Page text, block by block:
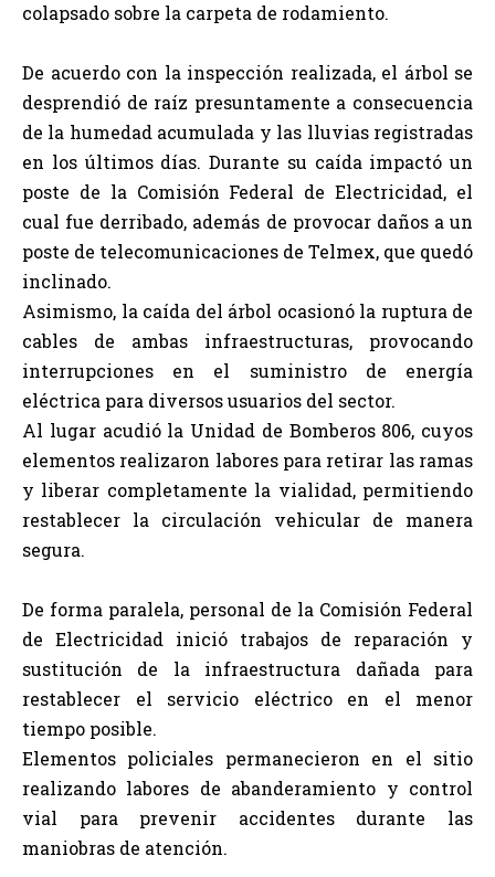
colapsado sobre la carpeta de rodamiento.
De acuerdo con la inspección realizada, el árbol se
desprendió de raíz presuntamente a consecuencia
de la humedad acumulada y las lluvias registradas
en los últimos días. Durante su caída impactó un
poste de la Comisión Federal de Electricidad, el
cual fue derribado, además de provocar daños a un
poste de telecomunicaciones de Telmex, que quedó
inclinado.
Asimismo, la caída del árbol ocasionó la ruptura de
cables de ambas infraestructuras, provocando
interrupciones en el suministro de energía
eléctrica para diversos usuarios del sector.
Al lugar acudió la Unidad de Bomberos 806, cuyos
elementos realizaron labores para retirar las ramas
y liberar completamente la vialidad, permitiendo
restablecer la circulación vehicular de manera
segura.
De forma paralela, personal de la Comisión Federal
de Electricidad inició trabajos de reparación y
sustitución de la infraestructura dañada para
restablecer el servicio eléctrico en el menor
tiempo posible.
Elementos policiales permanecieron en el sitio
realizando labores de abanderamiento y control
vial para prevenir accidentes durante las
maniobras de atención.